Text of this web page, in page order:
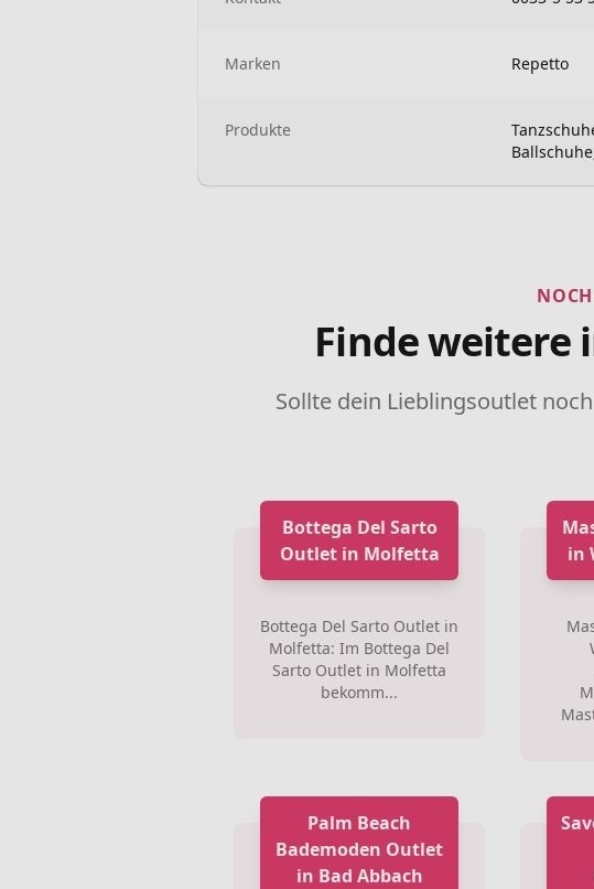
Marken Repetto
Produkte
Finde weitere
Sollte dein Lieblingsoutlet
Bottega Del Sarto
Outlet in Molfetta
Bottega Del Sarto Outlet in
Molfetta: Im Bottega Del
Sarto Outlet in Molfetta
bekomm...
in
Palm Beach
Bademoden Outlet
in Bad Abbach